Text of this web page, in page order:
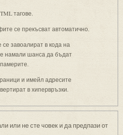
тагове.
се прекъсват автоматично.
завоалират в кода на
намали шанса да бъдат
и имейл адресите
в хипервръзки.
или не сте човек и да предпази от